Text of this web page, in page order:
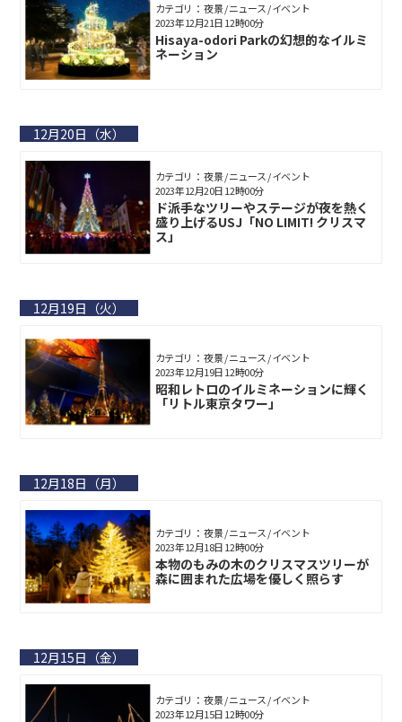
カテゴリ： 夜景 / ニュース / イベント
Hisaya-odori Parkの幻想的なイルミ
ネーション
2023年12月21日 12時00分
12月20日（水）
カテゴリ： 夜景 / ニュース / イベント
ド派手なツリーやステージが夜を熱く
盛り上げるUSJ「NO LIMIT! クリスマ
ス」
2023年12月20日 12時00分
12月19日（火）
カテゴリ： 夜景 / ニュース / イベント
昭和レトロのイルミネーションに輝く
「リトル東京タワー」
2023年12月19日 12時00分
12月18日（月）
カテゴリ： 夜景 / ニュース / イベント
本物のもみの木のクリスマスツリーが
森に囲まれた広場を優しく照らす
2023年12月18日 12時00分
12月15日（金）
カテゴリ： 夜景 / ニュース / イベント
2023年12月15日 12時00分